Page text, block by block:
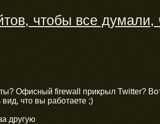
чтобы все думали,
Офисный firewall прикрыл Twitter? Вот
что вы работаете ;)
другую